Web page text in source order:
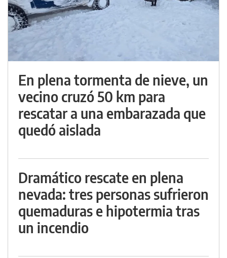
En plena tormenta de nieve, un
vecino cruzó 50 km para
rescatar a una embarazada que
quedó aislada
Dramático rescate en plena
nevada: tres personas sufrieron
quemaduras e hipotermia tras
un incendio